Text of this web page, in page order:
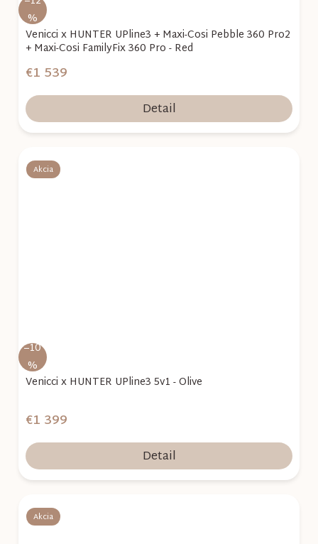
%
Venicci x HUNTER UPline3 + Maxi-Cosi Pebble 360 Pro2
+ Maxi-Cosi FamilyFix 360 Pro - Red
€1 539
Detail
Akcia
–10
%
Venicci x HUNTER UPline3 5v1 - Olive
€1 399
Detail
Akcia